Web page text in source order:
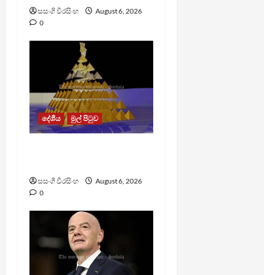
සසංගි වීරසිංහ
August 6, 2026
0
දේශීය මුල් පිටුව
සසංගි වීරසිංහ
August 6, 2026
0